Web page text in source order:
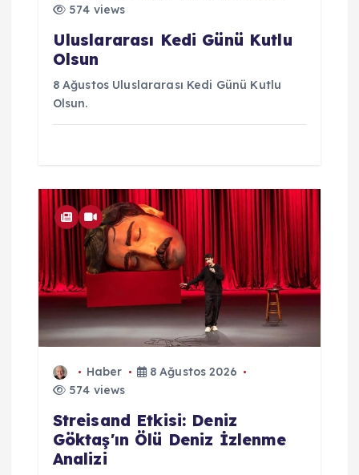
574 views
Uluslararası Kedi Günü Kutlu
Olsun
8 Ağustos Uluslararası Kedi Günü Kutlu
Olsun.
Haber
8 Ağustos 2026
574 views
Streisand Etkisi: Deniz
Göktaş'ın Ölü Deniz İzlenme
Analizi